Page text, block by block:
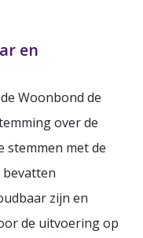
en
Woonbond de
over de
stemmen met de
bevatten
zijn en
de uitvoering op